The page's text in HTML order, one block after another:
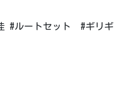
#ルートセット #ギリギ